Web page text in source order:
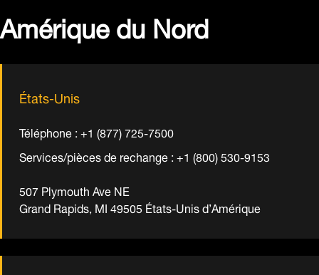
Amérique du Nord
États-Unis
Téléphone : +1 (877) 725-7500
Services/pièces de rechange : +1 (800) 530-9153
507 Plymouth Ave NE
Grand Rapids, MI 49505 États-Unis d’Amérique